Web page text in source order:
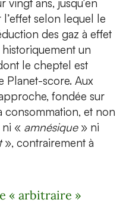
vingt ans, jusqu’en
selon lequel le
des gaz à effet
un
le cheptel est
Planet-score. Aux
fondée sur
consommation, et non
ni « amnésique» ni
», contrairement à
« arbitraire »